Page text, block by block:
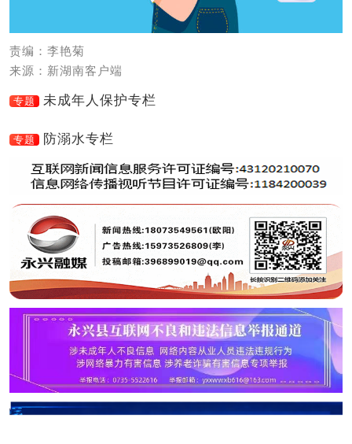
责编：李艳菊
来源：新湖南客户端
专题 未成年人保护专栏
专题 防溺水专栏